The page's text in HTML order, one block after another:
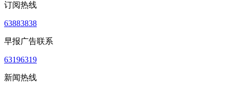
订阅热线
63883838
早报广告联系
63196319
新闻热线